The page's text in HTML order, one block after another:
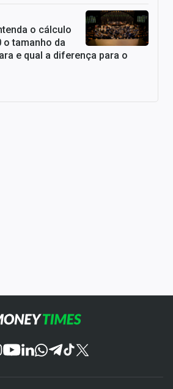
o cálculo
o tamanho da
e qual a diferença para o